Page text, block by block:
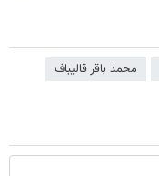
محمد باقر قالیباف